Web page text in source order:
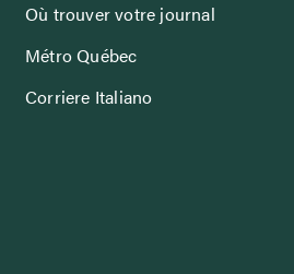
Où trouver votre journal
Métro Québec
Corriere Italiano